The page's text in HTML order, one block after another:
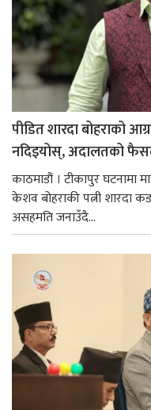
पीडित शारदा बोहराको
नदिइयोस्, अदालतको
काठमाडौं । टीकापुर घटनामा
केशव बोहराकी पत्नी शारदा
असहमति जनाउँदै...